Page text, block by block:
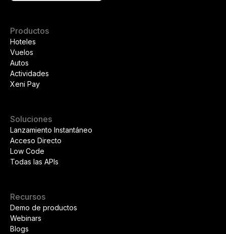
Productos
Hoteles
Vuelos
Autos
Actividades
Xeni Pay
Soluciones
Lanzamiento Instantáneo
Acceso Directo
Low Code
Todas las APIs
Recursos
Demo de productos
Webinars
Blogs